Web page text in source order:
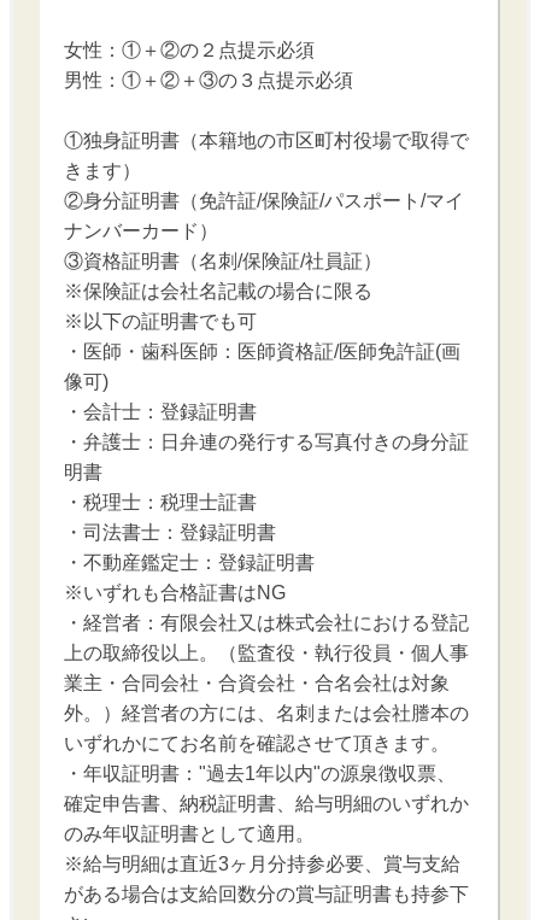
女性：①＋②の２点提示必須
男性：①＋②＋③の３点提示必須
①独身証明書（本籍地の市区町村役場で取得で
きます）
②身分証明書（免許証/保険証/パスポート/マイ
ナンバーカード）
③資格証明書（名刺/保険証/社員証）
※保険証は会社名記載の場合に限る
※以下の証明書でも可
・医師・歯科医師：医師資格証/医師免許証(画
像可)
・会計士：登録証明書
・弁護士：日弁連の発行する写真付きの身分証
明書
・税理士：税理士証書
・司法書士：登録証明書
・不動産鑑定士：登録証明書
※いずれも合格証書はNG
・経営者：有限会社又は株式会社における登記
上の取締役以上。（監査役・執行役員・個人事
業主・合同会社・合資会社・合名会社は対象
外。）経営者の方には、名刺または会社謄本の
いずれかにてお名前を確認させて頂きます。
・年収証明書："過去1年以内"の源泉徴収票、
確定申告書、納税証明書、給与明細のいずれか
のみ年収証明書として適用。
※給与明細は直近3ヶ月分持参必要、賞与支給
がある場合は支給回数分の賞与証明書も持参下